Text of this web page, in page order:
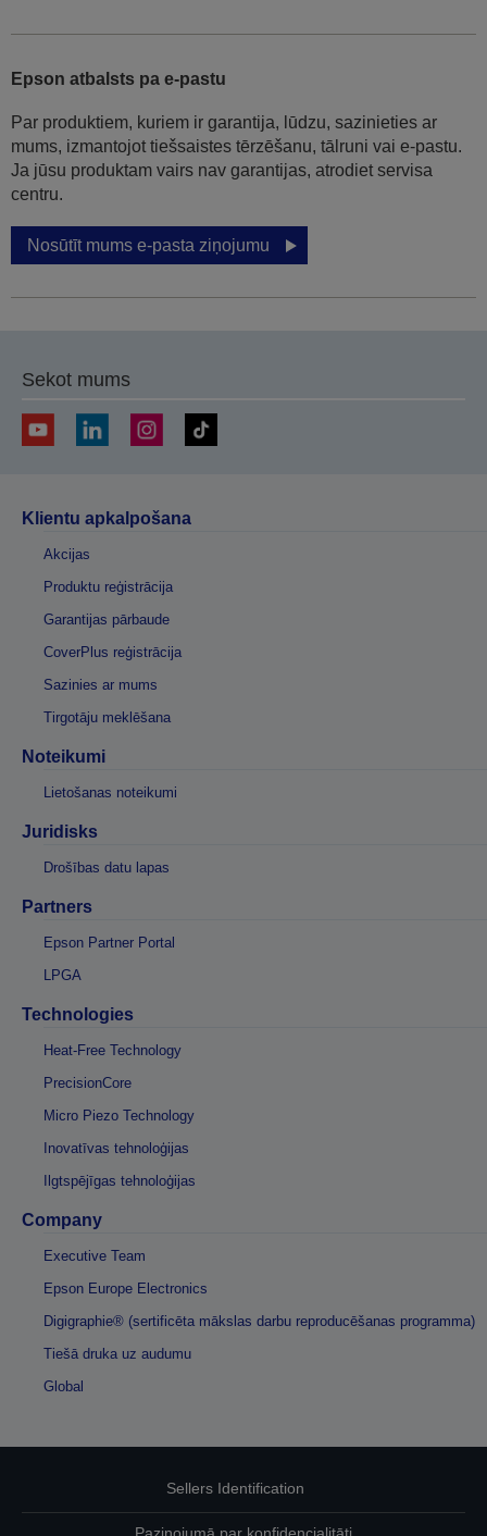
Epson atbalsts pa e-pastu
Par produktiem, kuriem ir garantija, lūdzu, sazinieties ar
mums, izmantojot tiešsaistes tērzēšanu, tālruni vai e-pastu.
Ja jūsu produktam vairs nav garantijas, atrodiet servisa
centru.
Nosūtīt mums e-pasta ziņojumu
Sekot mums
Klientu apkalpošana
Akcijas
Produktu reģistrācija
Garantijas pārbaude
CoverPlus reģistrācija
Sazinies ar mums
Tirgotāju meklēšana
Noteikumi
Lietošanas noteikumi
Juridisks
Drošības datu lapas
Partners
Epson Partner Portal
LPGA
Technologies
Heat-Free Technology
PrecisionCore
Micro Piezo Technology
Inovatīvas tehnoloģijas
Ilgtspējīgas tehnoloģijas
Company
Executive Team
Epson Europe Electronics
Digigraphie® (sertificēta mākslas darbu reproducēšanas programma)
Tiešā druka uz audumu
Global
Sellers Identification